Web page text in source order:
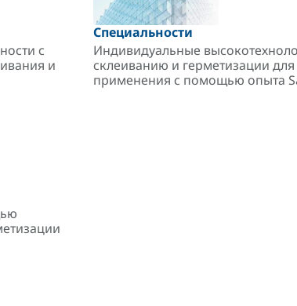
с
и
Специальности
Индивидуальные
склеиванию и герметизации
применения с помощью опыта